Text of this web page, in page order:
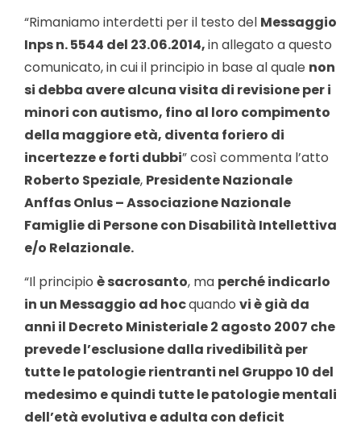
“Rimaniamo interdetti per il testo del Messaggio
Inps n. 5544 del 23.06.2014,in allegato a questo
comunicato, in cui il principio in base al quale non
si debba avere alcuna visita di revisione per i
minori con autismo, fino al loro compimento
della maggiore età, diventa foriero di
incertezze e forti dubbi” così commenta l’atto
Roberto Speziale, Presidente Nazionale
Anffas Onlus – Associazione Nazionale
Famiglie di Persone con Disabilità Intellettiva
e/o Relazionale.
“Il principio è sacrosanto, ma perché indicarlo
in un Messaggio ad hocquando vi è già da
anni il Decreto Ministeriale 2 agosto 2007 che
prevede l’esclusione dalla rivedibilità per
tutte le patologie rientranti nel Gruppo 10 del
medesimo e quindi tutte le patologie mentali
dell’età evolutiva e adulta con deficit